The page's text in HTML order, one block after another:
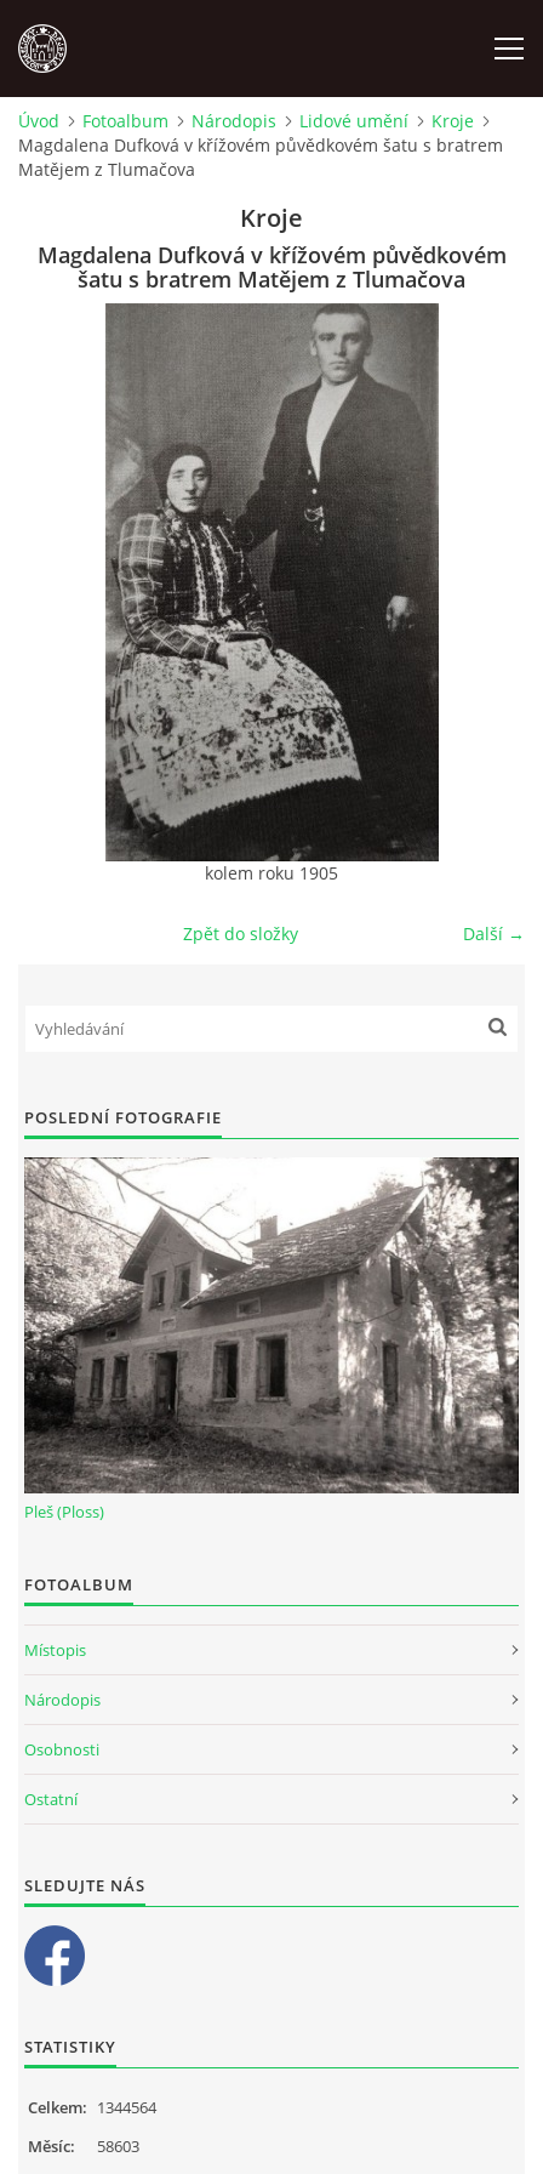
MÍSTOPIS
OSOBNOSTI
DŮL NA SLÍDU (NA KOLE)
Kontakt:
tel. 773 916 275
info@domdej.cz
--------------------------------------------------------------
Tento projekt je realizován za finanční podpory
města Domažlice.
Úvod Fotoalbum Národopis Lidové umění
Kroje
Magdalena Dufková v křížovém půvědkovém šatu s bratrem
Matějem z Tlumačova
Kroje
Magdalena Dufková v křížovém půvědkovém
šatu s bratrem Matějem z Tlumačova
kolem roku 1905
Další →
Zpět do složky
POSLEDNÍ FOTOGRAFIE
Pleš (Ploss)
FOTOALBUM
Místopis
Národopis
Osobnosti
Ostatní
SLEDUJTE NÁS
STATISTIKY
Celkem: 1344564
Měsíc:
58603